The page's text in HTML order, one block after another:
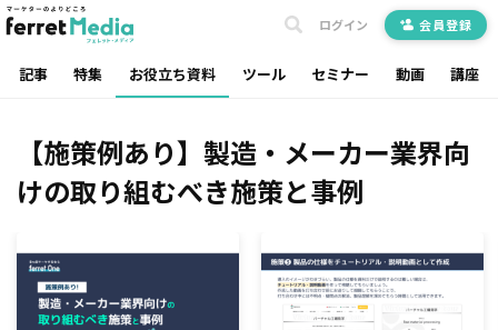
記事 特集 お役立ち資料 ツール セミナー 動画 講座
ログイン 会員登録
【施策例あり】製造・メーカー業界向
けの取り組むべき施策と事例